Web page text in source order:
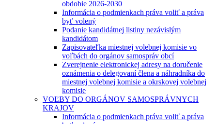
obdobie 2026-2030
Informácia o podmienkach práva voliť a práva
byť volený
Podanie kandidátnej listiny nezávislým
kandidátom
Zapisovateľka miestnej volebnej komisie vo
voľbách do orgánov samospráv obcí
Zverejnenie elektronickej adresy na doručenie
oznámenia o delegovaní člena a náhradníka do
miestnej volebnej komisie a okrskovej volebnej
komisie
VOĽBY DO ORGÁNOV SAMOSPRÁVNYCH
KRAJOV
Informácia o podmienkach práva voliť a práva